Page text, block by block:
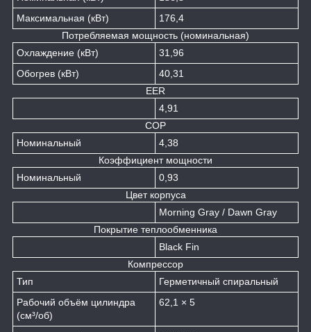
Максимальная (кВт)
176,4
Потребляемая мощность (номинальная)
Охлаждение (кВт)
31,96
Обогрев (кВт)
40,31
EER
4,91
COP
Номинальный
4,38
Коэффициент мощности
Номинальный
0,93
Цвет корпуса
Morning Gray / Dawn Gray
Покрытие теплообменника
Black Fin
Компрессор
Тип
Герметичный спиральный
Рабочий объём цилиндра
(см³/об)
62,1 × 5